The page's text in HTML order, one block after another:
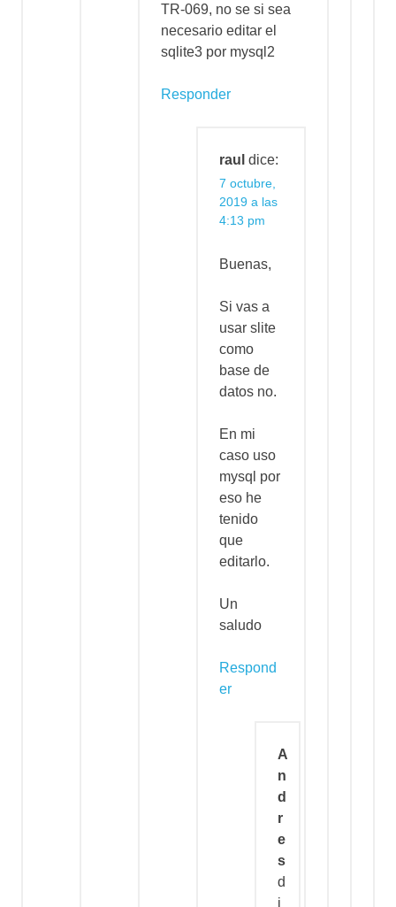
TR-069, no se si sea
necesario editar el
sqlite3 por mysql2
Responder
raul dice:
7 octubre,
2019 a las
4:13 pm
Buenas,
Si vas a
usar slite
como
base de
datos no.
En mi
caso uso
mysql por
eso he
tenido
que
editarlo.
Un
saludo
Respond
er
A
n
d
r
e
s
d
i